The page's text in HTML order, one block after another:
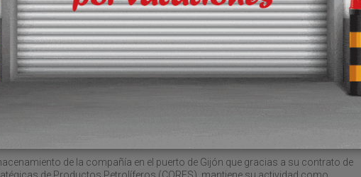
general de Hafesa; y Álvaro Pérez,
“optimizando la sostenibilidad y la
eficiencia operativa”.
La terminal de Hafesa en Ocaña
(Toledo), DBA Ocaña, “será una
realidad en 2025”, concreta
Guardamino. Estas instalaciones,
como se obtengan las autorizaciones administrativas necesarias. En
porque en Castilla-La Mancha no están acostumbrados a este tipo
de la compañía en el puerto de Gijón que gracias a su contrato de